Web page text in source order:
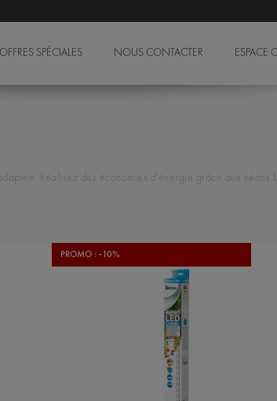
OFFRES SPÉCIALES NOUS CONTACTER ESPACE
Réalisez des économies d'énergie grâce aux
PROMO : -10%